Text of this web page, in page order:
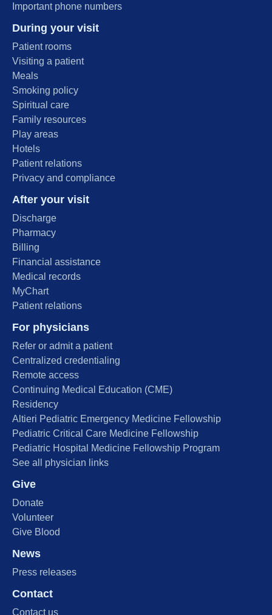
Important phone numbers
During your visit
Patient rooms
Visiting a patient
Meals
Smoking policy
Spiritual care
Family resources
Play areas
Hotels
Patient relations
Privacy and compliance
After your visit
Discharge
Pharmacy
Billing
Financial assistance
Medical records
MyChart
Patient relations
For physicians
Refer or admit a patient
Centralized credentialing
Remote access
Continuing Medical Education (CME)
Residency
Altieri Pediatric Emergency Medicine Fellowship
Pediatric Critical Care Medicine Fellowship
Pediatric Hospital Medicine Fellowship Program
See all physician links
Give
Donate
Volunteer
Give Blood
News
Press releases
Contact
Contact us